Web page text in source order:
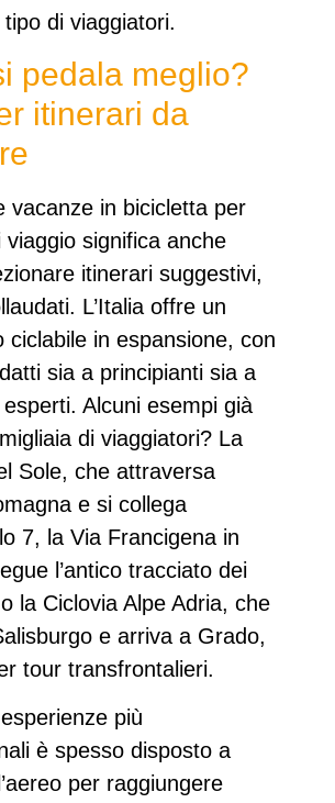
di viaggiatori.
pedala meglio?
itinerari da
vacanze in bicicletta per
viaggio significa anche
itinerari suggestivi,
L’Italia offre un
ciclabile in espansione, con
sia a principianti sia a
Alcuni esempi già
di viaggiatori? La
Sole, che attraversa
e si collega
7, la Via Francigena in
l’antico tracciato dei
la Ciclovia Alpe Adria, che
e arriva a Grado,
tour transfrontalieri.
più
è spesso disposto a
per raggiungere